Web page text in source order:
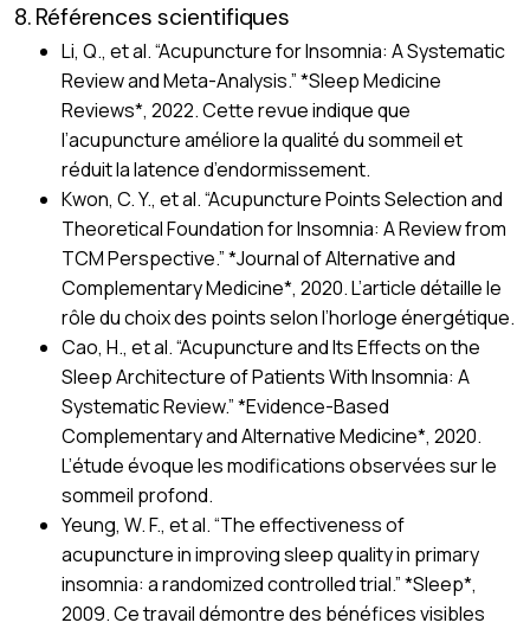
8. Références scientifiques
Li, Q., et al. “Acupuncture for Insomnia: A Systematic
Review and Meta-Analysis.” *Sleep Medicine
Reviews*, 2022. Cette revue indique que
l’acupuncture améliore la qualité du sommeil et
réduit la latence d’endormissement.
Kwon, C. Y., et al. “Acupuncture Points Selection and
Theoretical Foundation for Insomnia: A Review from
TCM Perspective.” *Journal of Alternative and
Complementary Medicine*, 2020. L’article détaille le
rôle du choix des points selon l’horloge énergétique.
Cao, H., et al. “Acupuncture and Its Effects on the
Sleep Architecture of Patients With Insomnia: A
Systematic Review.” *Evidence-Based
Complementary and Alternative Medicine*, 2020.
L’étude évoque les modifications observées sur le
sommeil profond.
Yeung, W. F., et al. “The effectiveness of
acupuncture in improving sleep quality in primary
insomnia: a randomized controlled trial.” *Sleep*,
2009. Ce travail démontre des bénéfices visibles